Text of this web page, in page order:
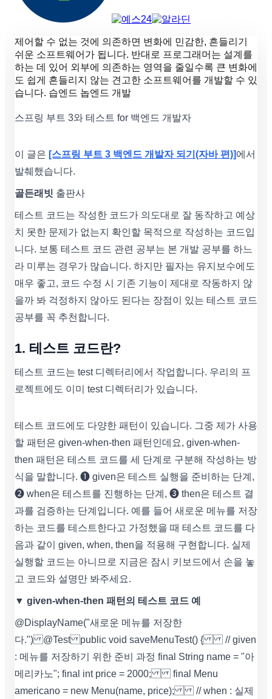
제어할 수 없는 것에 의존하면 변화에 민감한, 흔들리기
쉬운 소프트웨어가 됩니다. 반대로 프로그래머는 설계를
하는 데 있어 외부에 의존하는 영역을 줄일수록 큰 변화에
도 쉽게 흔들리지 않는 견고한 소프트웨어를 개발할 수 있
습니다. 습엔드 놉엔드 개발
스프링 부트 3와 테스트 for 백엔드 개발자
이 글은 [스프링 부트 3 백엔드 개발자 되기(자바 편)]에서
발췌했습니다.
골든래빗 출판사
테스트 코드는 작성한 코드가 의도대로 잘 동작하고 예상
치 못한 문제가 없는지 확인할 목적으로 작성하는 코드입
니다. 보통 테스트 코드 관련 공부는 본 개발 공부를 하느
라 미루는 경우가 많습니다. 하지만 필자는 유지보수에도
매우 좋고, 코드 수정 시 기존 기능이 제대로 작동하지 않
을까 봐 걱정하지 않아도 된다는 장점이 있는 테스트 코드
공부를 꼭 추천합니다.
1. 테스트 코드란?
테스트 코드는 test 디렉터리에서 작업합니다. 우리의 프
로젝트에도 이미 test 디렉터리가 있습니다.
테스트 코드에도 다양한 패턴이 있습니다. 그중 제가 사용
할 패턴은 given-when-then 패턴인데요, given-when-
then 패턴은 테스트 코드를 세 단계로 구분해 작성하는 방
식을 말합니다. ❶ given은 테스트 실행을 준비하는 단계,
❷ when은 테스트를 진행하는 단계, ❸ then은 테스트 결
과를 검증하는 단계입니다. 예를 들어 새로운 메뉴를 저장
하는 코드를 테스트한다고 가정했을 때 테스트 코드를 다
음과 같이 given, when, then을 적용해 구현합니다. 실제
실행할 코드는 아니므로 지금은 잠시 키보드에서 손을 놓
고 코드와 설명만 봐주세요.
▼ given-when-then 패턴의 테스트 코드 예
@DisplayName("새로운 메뉴를 저장한
다.") @Test public void saveMenuTest() { // given
: 메뉴를 저장하기 위한 준비 과정 final String name = "아
메리카노"; final int price = 2000; final Menu
americano = new Menu(name, price); // when : 실제